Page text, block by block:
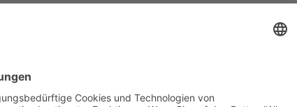
- BFGG, BGBl I 14/2013: in Kraft mit
über den unabhängigen Finanzsenat -